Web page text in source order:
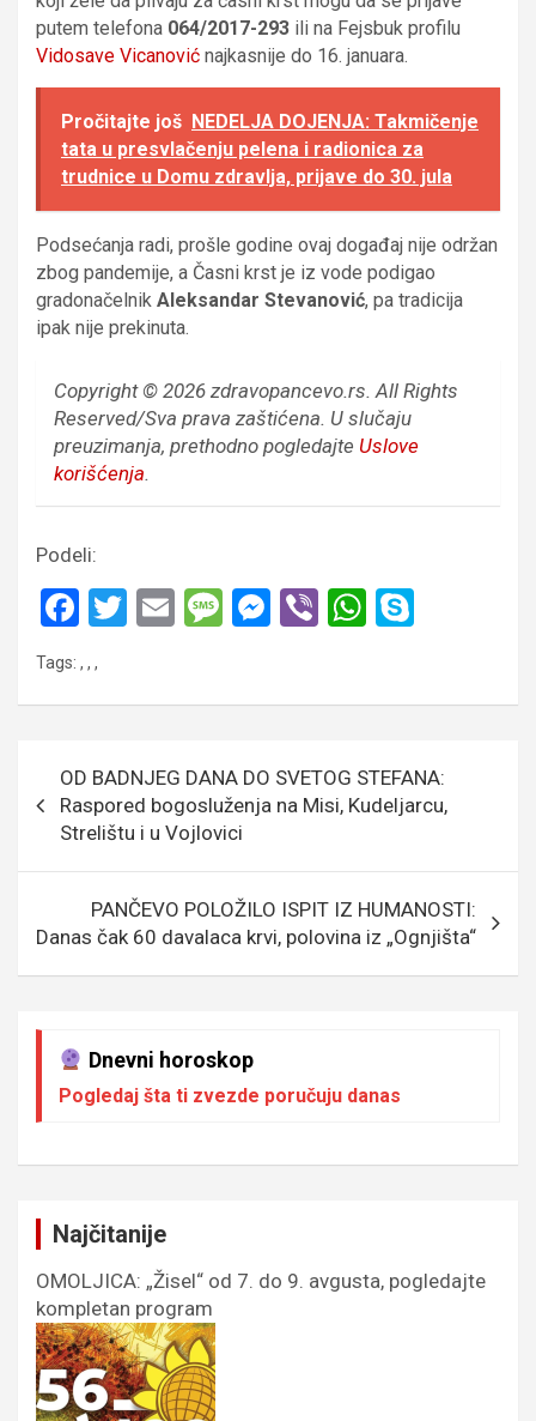
putem telefona 064/2017-293 ili na Fejsbuk profilu
Vidosave Vicanović najkasnije do 16. januara.
Pročitajte još NEDELJA DOJENJA: Takmičenje
tata u presvlačenju pelena i radionica za
trudnice u Domu zdravlja, prijave do 30. jula
Podsećanja radi, prošle godine ovaj događaj nije održan
zbog pandemije, a Časni krst je iz vode podigao
gradonačelnik Aleksandar Stevanović, pa tradicija
ipak nije prekinuta.
Copyright © 2026 zdravopancevo.rs. All Rights
Reserved/Sva prava zaštićena. U slučaju
preuzimanja, prethodno pogledajte Uslove
korišćenja.
Podeli:
F
ce
o
o
k
T
E
M
g
e
M
g
er
Vi
W
A
p
Tags: , , ,
чланка
OD BADNJEG DANA DO SVETOG STEFANA:
Raspored bogosluženja na Misi, Kudeljarcu,
Strelištu i u Vojlovici
PANČEVO POLOŽILO ISPIT IZ HUMANOSTI:
Danas čak 60 davalaca krvi, polovina iz „Ognjišta“
Dnevni horoskop
Pogledaj šta ti zvezde poručuju danas
Najčitanije
OMOLJICA: „Žisel“ od 7. do 9. avgusta, pogledajte
kompletan program